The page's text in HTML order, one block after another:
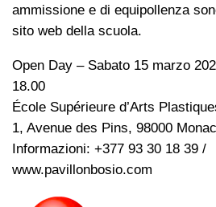
ammissione e di equipollenza
sito web della scuola.
Open Day – Sabato 15 marzo
18.00
École Supérieure d’Arts
1, Avenue des Pins, 98000
Informazioni: +377 93 30 18 39 /
www.pavillonbosio.com